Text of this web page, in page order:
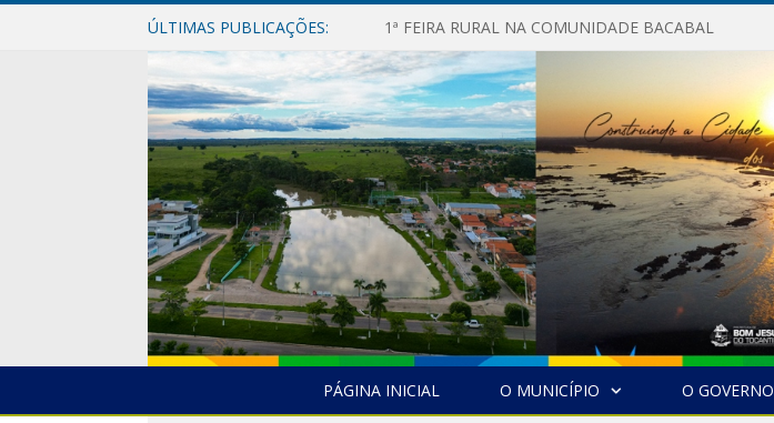
ÚLTIMAS PUBLICAÇÕES: 1ª FEIRA RURAL NA COMUNIDADE BACABAL
PÁGINA INICIAL O MUNICÍPIO O GOVERNO